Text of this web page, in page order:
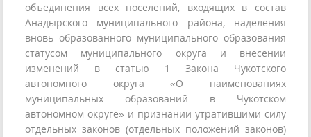
объединения всех поселений, входящих в состав
Анадырского муниципального района, наделения
вновь образованного муниципального образования
статусом муниципального округа и внесении
изменений в статью 1 Закона Чукотского
автономного округа «О наименованиях
муниципальных образований в Чукотском
автономном округе» и признании утратившими силу
отдельных законов (отдельных положений законов)